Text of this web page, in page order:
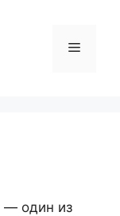
Меню
— один из